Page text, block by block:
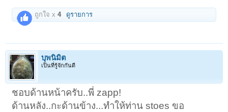
ถูกใจ x4 ดูรายการ
บุพนิมิต
เป็นที่รู้จักกันดี
ชอบด้านหน้าครับ..พี่ zapp!
ด้านหลัง..กะด้านข้าง...ทำให้ท่าน stoes ขอ